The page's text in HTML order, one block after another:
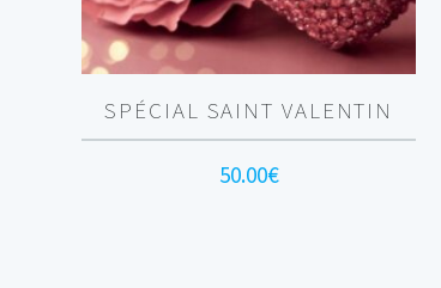
SPÉCIAL SAINT VALENTIN
50.00€